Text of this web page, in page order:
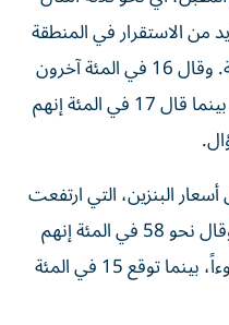
من الاستقرار في المنطقة
والذين بلغت نسبتهم 17 في المئة. وقال 16 في المئة آخرون
إن الأوضاع ستظل كما هي تقريباً، بينما قال 17 في المئة إنهم
البنزين، التي ارتفعت
نتيجة إغلاق إيران لمضيق هرمز، وقال نحو 58 في المئة إنهم
يتوقعون أن تزداد أسعار البنزين سوءاً، بينما توقع 15 في المئة